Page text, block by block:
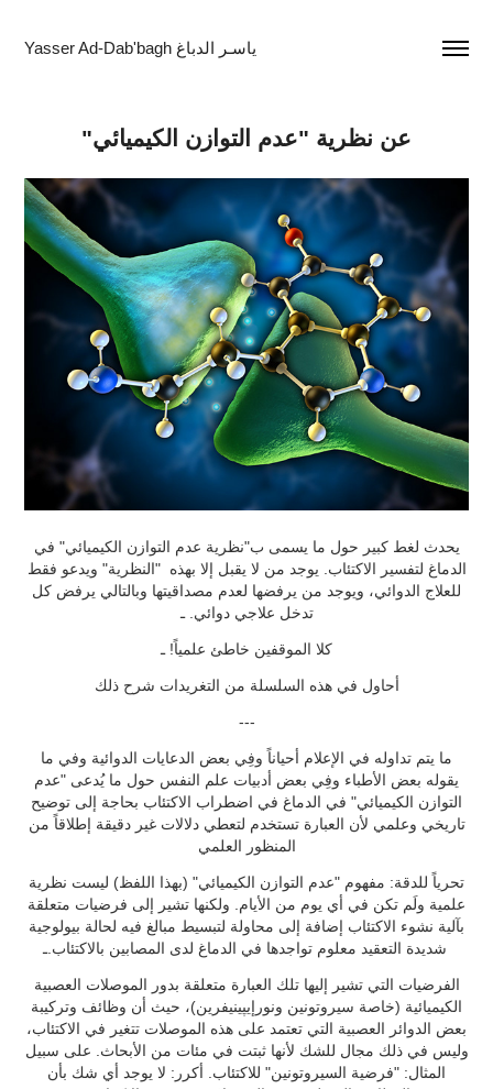
Yasser Ad-Dab'bagh ياسـر الدباغ
"عن نظرية "عدم التوازن الكيميائي
يحدث لغط كبير حول ما يسمى ب"نظرية عدم التوازن الكيميائي" في
الدماغ لتفسير الاكتئاب. يوجد من لا يقبل إلا بهذه "النظرية" ويدعو فقط
للعلاج الدوائي، ويوجد من يرفضها لعدم مصداقيتها وبالتالي يرفض كل
تدخل علاجي دوائي. ـ
كلا الموقفين خاطئ علمياً! ـ
أحاول في هذه السلسلة من التغريدات شرح ذلك
---
‫ما يتم تداوله في الإعلام أحياناً وفِي بعض الدعايات الدوائية وفي ما
يقوله بعض الأطباء وفِي بعض أدبيات علم النفس حول ما يُدعى "عدم
التوازن الكيميائي" في الدماغ في اضطراب الاكتئاب بحاجة إلى توضيح
تاريخي وعلمي لأن العبارة تستخدم لتعطي دلالات غير دقيقة إطلاقاً من
تحرياً للدقة: مفهوم "عدم التوازن الكيميائي" (بهذا اللفظ) ليست نظرية
علمية ولَم تكن في أي يوم من الأيام. ولكنها تشير إلى فرضيات متعلقة
بآلية نشوء الاكتئاب إضافة إلى محاولة لتبسيط مبالغ فيه لحالة بيولوجية
الفرضيات التي تشير إليها تلك العبارة متعلقة بدور الموصلات العصبية
الكيميائية (خاصة سيروتونين ونورإيپينيفرين)، حيث أن وظائف وتركيبة
بعض الدوائر العصبية التي تعتمد على هذه الموصلات تتغير في الاكتئاب،
وليس في ذلك مجال للشك لأنها ثبتت في مئات من الأبحاث. على سبيل
المثال: "فرضية السيروتونين" للاكتئاب. أكرر: لا يوجد أي شك بأن